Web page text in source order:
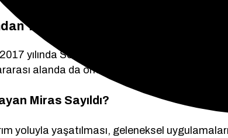
Tanınması
2017 yılında Somut Olmayan Kültürel Miras
alanda da öne çıkarmıştır.
Miras Sayıldı?
yoluyla yaşatılması, geleneksel